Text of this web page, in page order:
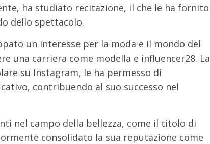
ha studiato recitazione, il che le ha fornito
dello spettacolo.
un interesse per la moda e il mondo del
una carriera come modella e influencer28. La
su Instagram, le ha permesso di
contribuendo al suo successo nel
nel campo della bellezza, come il titolo di
consolidato la sua reputazione come